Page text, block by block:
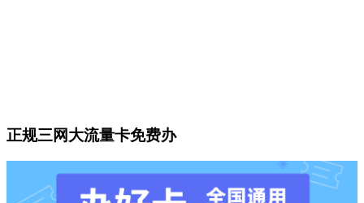
正规三网大流量卡免费办